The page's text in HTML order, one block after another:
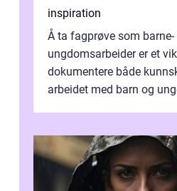
inspiration
Å ta fagprøve som barne-
ungdomsarbeider er et
dokumentere både
arbeidet med barn og